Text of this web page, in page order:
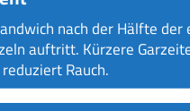
nach der Hälfte
auftritt. Kürzere
Rauch.